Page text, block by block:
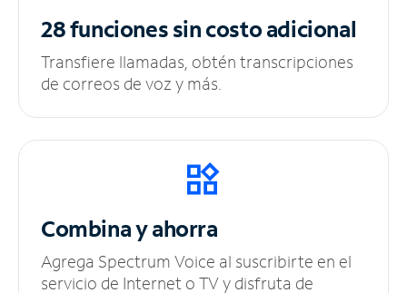
28 funciones sincosto adicional
Transfiere llamadas, obtén transcripciones
de correos de voz y más.
Combina y ahorra
Agrega Spectrum Voice al suscribirte en el
servicio de Internet o TV y disfruta de